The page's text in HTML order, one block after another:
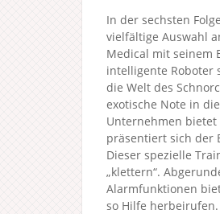
In der sechsten
vielfältige Auswahl
Medical mit seinem
intelligente Roboter
die Welt des
exotische Note in
Unternehmen bietet
präsentiert sich der
Dieser spezielle
„klettern“.
Alarmfunktionen
so Hilfe